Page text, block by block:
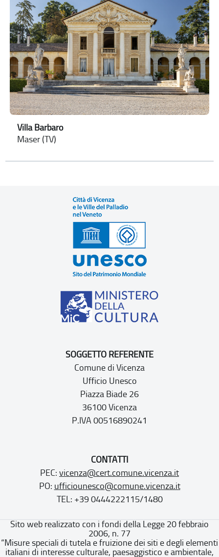
Villa Barbaro
Maser (TV)
SOGGETTO REFERENTE
Comune di Vicenza
Ufficio Unesco
Piazza Biade 26
36100 Vicenza
P.IVA 00516890241
CONTATTI
PEC: vicenza@cert.comune.vicenza.it
PO: ufficiounesco@comune.vicenza.it
TEL: +39 0444222115/1480
Sito web realizzato con i fondi della Legge 20 febbraio
2006, n. 77
“Misure speciali di tutela e fruizione dei siti e degli elementi
italiani di interesse culturale, paesaggistico e ambientale,